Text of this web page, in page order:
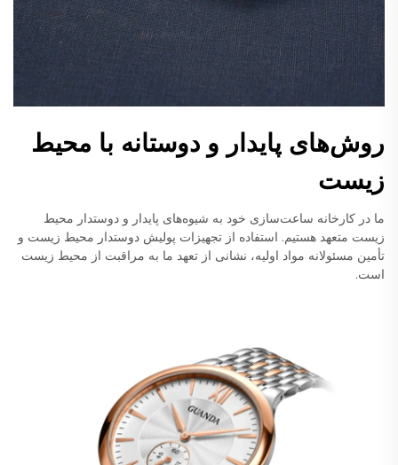
روش‌های پایدار و دوستانه با محیط
زیست
ما در کارخانه ساعت‌سازی خود به شیوه‌های پایدار و دوستدار محیط
زیست متعهد هستیم. استفاده از تجهیزات پولیش دوستدار محیط زیست و
تأمین مسئولانه مواد اولیه، نشانی از تعهد ما به مراقبت از محیط زیست
است.